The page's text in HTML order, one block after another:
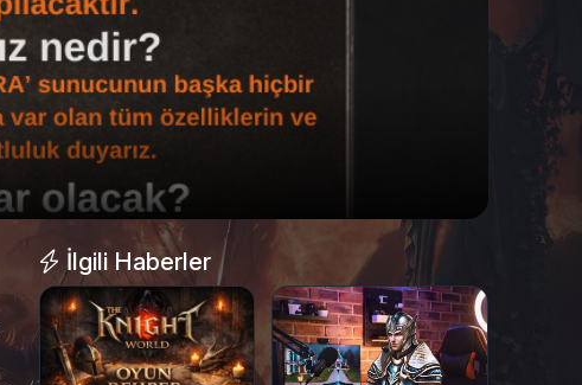
İlgili Haberler